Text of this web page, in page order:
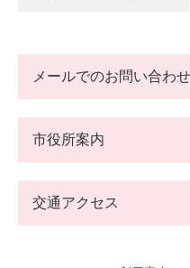
メールでのお問い合わせ
市役所案内
交通アクセス